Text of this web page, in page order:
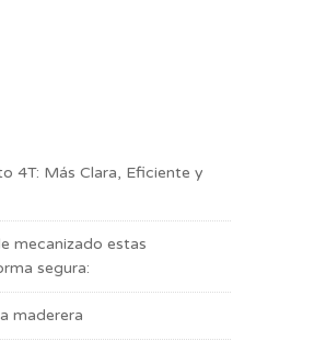
4T: Más Clara, Eficiente y
mecanizado estas
segura:
maderera